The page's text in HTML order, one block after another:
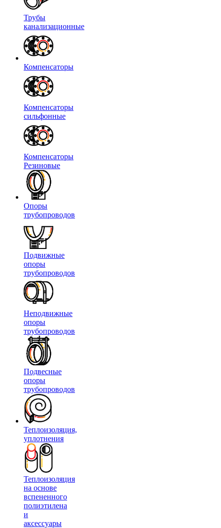
Трубы
канализационные
Компенсаторы
Компенсаторы
сильфонные
Компенсаторы
Резиновые
Опоры
трубопроводов
Подвижные
опоры
трубопроводов
Неподвижные
опоры
трубопроводов
Подвесные
опоры
трубопроводов
Теплоизоляция,
уплотнения
Теплоизоляция
на основе
вспененного
полиэтилена
и
аксессуары